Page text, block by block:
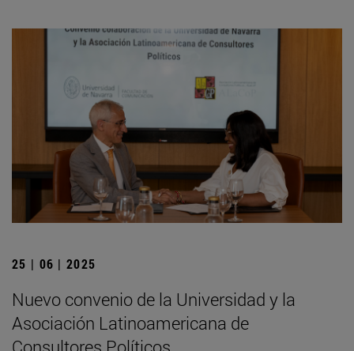
25 | 06 | 2025
Nuevo convenio de la Universidad y la
Asociación Latinoamericana de